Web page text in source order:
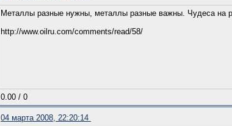
Металлы разные нужны, металлы разные важны. Чудеса на
http://www.oilru.com/comments/read/58/
0.00 / 0
04 марта 2008, 22:20:14